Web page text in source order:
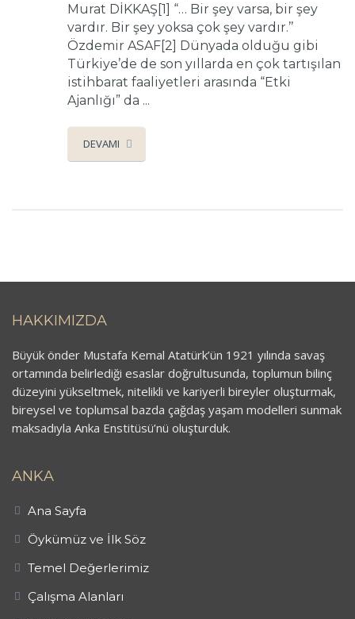
Murat DİKKAŞ[1] “… Bir şey varsa, bir şey
vardır. Bir şey yoksa çok şey vardır.’’
Özdemir ASAF[2] Dünyada olduğu gibi
Türkiye’de de son yıllarda en çok tartışılan
istihbarat faaliyetleri arasında “Etki
Ajanlığı” da ...
DEVAMI
HAKKIMIZDA
Büyük önder Mustafa Kemal Atatürk’ün 1921 yılında savaş
ortamında belirlediği esaslar doğrultusunda, toplumun bilinç
düzeyini yükseltmek, nitelikli ve kariyerli bireyler oluşturmak,
bireysel ve toplumsal bazda çağdaş yaşam modelleri sunmak
maksadıyla Anka Enstitüsü’nü oluşturduk.
ANKA
Ana Sayfa
Öykümüz ve İlk Söz
Temel Değerlerimiz
Çalışma Alanları